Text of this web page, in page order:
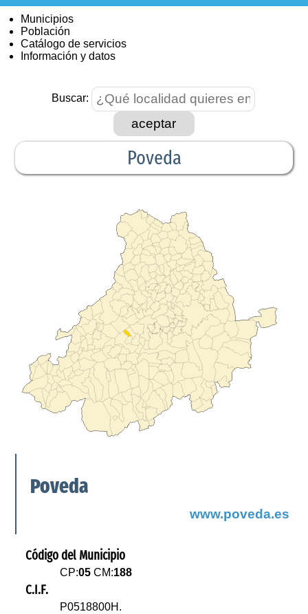
Municipios
Población
Catálogo de servicios
Información y datos
Buscar:
aceptar
Poveda
Poveda
www.poveda.es
Código del Municipio
CP:05 CM:188
C.I.F.
P0518800H.